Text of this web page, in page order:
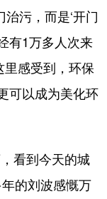
污，而是‘开门
有1万多人次来
里感受到，环保
可以成为美化环
看到今天的城
的刘波感慨万